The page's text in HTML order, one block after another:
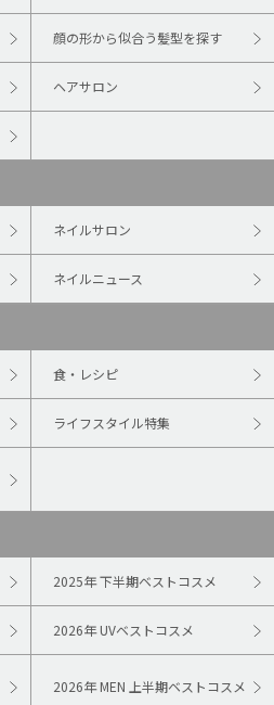
顔の形から似合う髪型を探す
ヘアサロン
ネイルサロン
ネイルニュース
食・レシピ
ライフスタイル特集
2025年 下半期ベストコスメ
2026年 UVベストコスメ
2026年 MEN 上半期ベストコスメ